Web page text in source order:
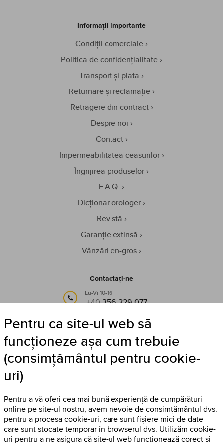
Informații importante
Condiții comerciale
Politica de confidențialitate
Transport și plata
Returnare și reclamație
Retragere din contract
Despre noi
Contact
Impermeabilitatea ceasurilor
Îngrijirea produselor
F.A.Q.
Dicționar orologer
Revistă
Garanție extinsă
Vânzări en-gros
Contactați-ne
Lu-Vi 10-16
+40356 229 077
sau pe e-mail:
info@timestore.ro
Urmăriți-ne
Pentru ca site-ul web să
funcționeze așa cum trebuie
(consimțământul pentru cookie-
uri)
Pentru a vă oferi cea mai bună experiență de cumpărături
online pe site-ul nostru, avem nevoie de consimțământul dvs.
pentru a procesa cookie-uri, care sunt fișiere mici de date
care sunt stocate temporar în browserul dvs. Utilizăm cookie-
uri pentru a ne asigura că site-ul web funcționează corect și